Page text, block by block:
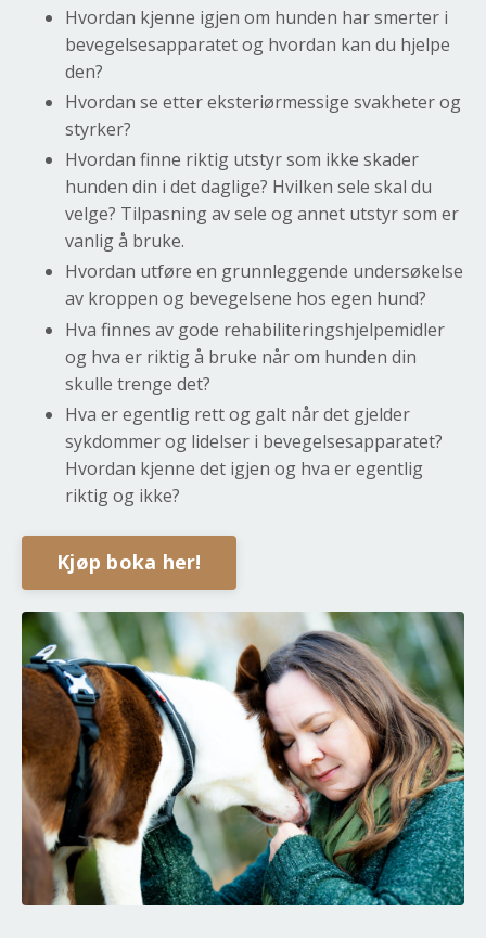
Hvordan kjenne igjen om hunden har smerter i
bevegelsesapparatet og hvordan kan du hjelpe
den?
Hvordan se etter eksteriørmessige svakheter og
styrker?
Hvordan finne riktig utstyr som ikke skader
hunden din i det daglige? Hvilken sele skal du
velge? Tilpasning av sele og annet utstyr som er
vanlig å bruke.
Hvordan utføre en grunnleggende undersøkelse
av kroppen og bevegelsene hos egen hund?
Hva finnes av gode rehabiliteringshjelpemidler
og hva er riktig å bruke når om hunden din
skulle trenge det?
Hva er egentlig rett og galt når det gjelder
sykdommer og lidelser i bevegelsesapparatet?
Hvordan kjenne det igjen og hva er egentlig
riktig og ikke?
Kjøp boka her!